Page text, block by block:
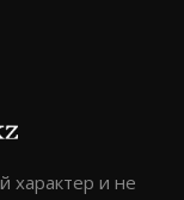
характер и не